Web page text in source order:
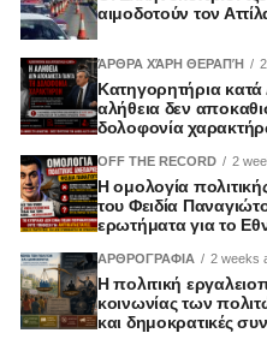
αιμοδοτούν τον
ΆΡΘΡΑ ΧΆΡΗ ΘΕΡΑΠΉ
Κατηγορητήρια
αλήθεια δεν
δολοφονία
OFF THE RECORD 2
Η ομολογία
του Φειδία
ερωτήματα για το
ΑΡΘΡΟΓΡΑΦΙΑ 2 weeks
Η πολιτική
κοινωνίας των
και δημοκρατικές